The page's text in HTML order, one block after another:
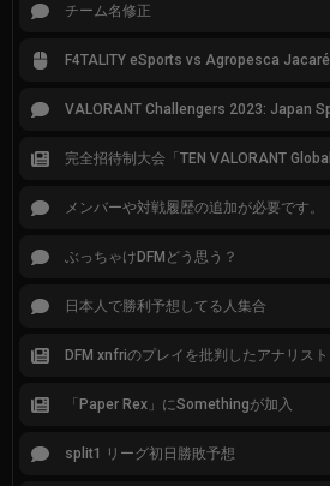
チーム名修正
F4TALITY eSports vs Agropesca Jacaré
メンバーや対戦履歴の追加が必要です。
ぶっちゃけDFMどう思う？
日本人で勝利予想してる人集合
「Paper Rex」にSomethingが加入
split1 リーグ初日勝敗予想